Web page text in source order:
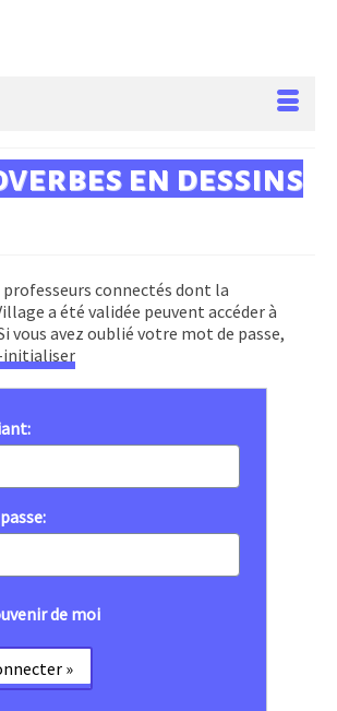
en dessins
professeurs connectés dont la
a été validée peuvent accéder à
vous avez oublié votre mot de passe,
initialiser
de moi